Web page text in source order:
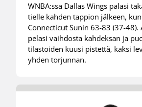
WNBA:ssa Dallas Wings palasi
tielle kahden tappion jälkeen,
Connecticut Sunin 63-83 (37-48).
pelasi vaihdosta kahdeksan ja
tilastoiden kuusi pistettä, kaksi
yhden torjunnan.